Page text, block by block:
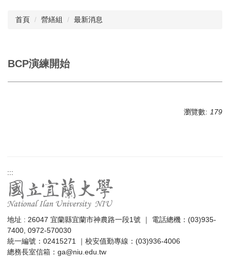
首頁 營繕組 最新消息
BCP演練開始
瀏覽數: 179
:::
地址 : 26047 宜蘭縣宜蘭市神農路一段1號 ｜ 電話總機：(03)935-
7400, 0972-570030
統一編號：02415271 ｜校安值勤專線：(03)936-4006
總務長室信箱： ga@niu.edu.tw